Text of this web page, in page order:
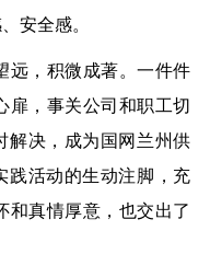
安全感。
，积微成著。一件件
扉，事关公司和职工切
解决，成为国网兰州供
践活动的生动注脚，充
和真情厚意，也交出了